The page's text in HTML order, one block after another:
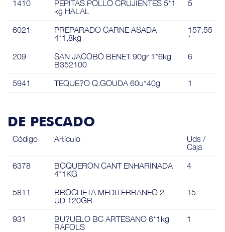
1410
PEPITAS POLLO CRUJIENTES 5*1
kg HALAL
5
6021
PREPARADO CARNE ASADA
4*1,8kg
157,55
*
209
SAN JACOBO BENET 90gr 1*6kg
B352100
6
5941 TEQUE?O Q.GOUDA 60u*40g 1
DE PESCADO
Código Artículo
Uds /
Caja
6378
BOQUERON CANT ENHARINADA
4*1KG
4
5811
BROCHETA MEDITERRANEO 2
UD 120GR
15
931
BU?UELO BC ARTESANO 6*1kg
RAFOLS
1